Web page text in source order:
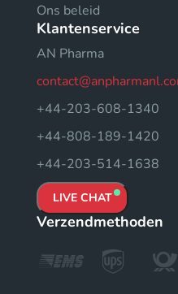
Ons beleid
Klantenservice
AN Pharma
+44-203-608-1340
+44-808-189-1420
+44-203-514-1638
LIVE CHAT
Verzendmethoden